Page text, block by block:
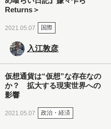
Returns＞
2021.05.07 国際
入江敦彦
仮想通貨は“仮想”な存在なの
か？ 拡大する現実世界への
影響
2021.05.07 政治・経済